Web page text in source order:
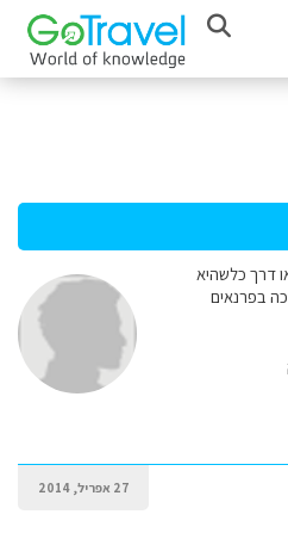
דרך כלשהיא
בפרנאים
27 אפריל, 2014